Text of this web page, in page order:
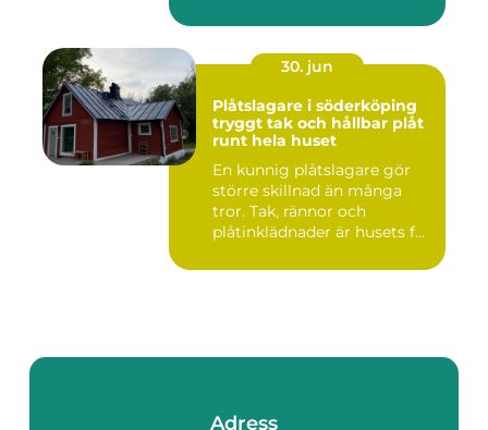
30. jun
Plåtslagare i söderköping
tryggt tak och hållbar plåt
runt hela huset
En kunnig plåtslagare gör
större skillnad än många
tror. Tak, rännor och
plåtinklädnader är husets f...
Adress